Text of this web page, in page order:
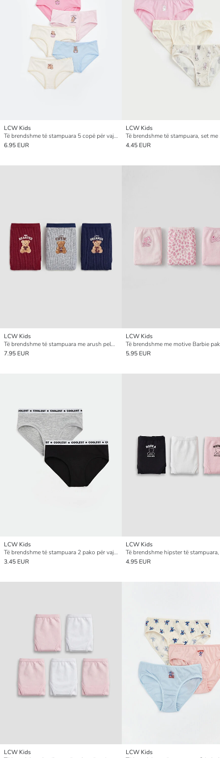
LCW Kids
Të brendshme të stampuara 5 copë për vajza
6.95 EUR
LCW Kids
4.45 EUR
LCW Kids
Të brendshme të stampuara me arush pelushi për vajza, paketim treshe
7.95 EUR
LCW Kids
5.95 EUR
LCW Kids
Të brendshme të stampuara 2 pako për vajza
3.45 EUR
LCW Kids
4.95 EUR
LCW Kids
LCW Kids